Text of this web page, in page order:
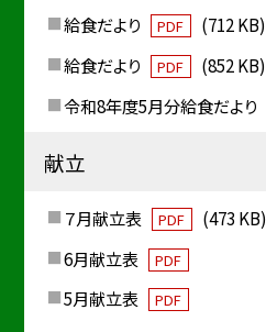
給食だより PDF
(712 KB)
給食だより
PDF
(852 KB)
令和8年度5月分給食だより
献立
７月献立表 PDF
(473 KB)
6月献立表
PDF
5月献立表 PDF